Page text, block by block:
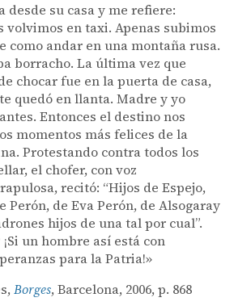
desde su casa y me refiere:
volvimos en taxi. Apenas subimos
como andar en una montaña rusa.
borracho. La última vez que
chocar fue en la puerta de casa,
quedó en llanta. Madre y yo
Entonces el destino nos
momentos más felices de la
Protestando contra todos los
el chofer, con voz
recitó: “Hijos de Espejo,
Perón, de Eva Perón, de Alsogaray
hijos de una tal por cual”.
¡Si un hombre así está con
para la Patria!»
Borges, Barcelona, 2006, p. 868